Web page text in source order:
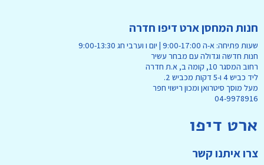
חנות המחסן ארט דיפו חדרה
שעות פתיחה: א-ה 9:00-17:00 | יום ו וערבי חג 9:00-13:30
חנות חדשה וגדולה עם מבחר עשיר
רחוב המסגר 10, קומה ב, א.ת חדרה
ליד כביש 4 ו-5 דקות מכביש 2.
מעל מוסך סיטרואן ומכון רישוי חפר
04-9978916
ארט דיפו
צרו איתנו קשר